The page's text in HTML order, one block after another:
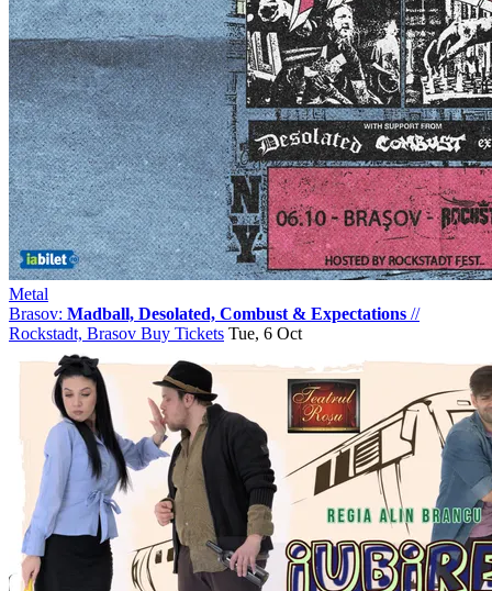
Metal
Brasov: Madball, Desolated, Combust & Expectations //
Rockstadt, Brasov Buy Tickets Tue, 6 Oct